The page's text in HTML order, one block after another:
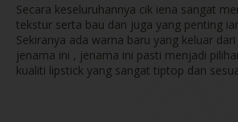
Secara keseluruhannya cik iena sangat
tekstur serta bau dan juga yang penting
Sekiranya ada warna baru yang keluar
jenama ini , jenama ini pasti menjadi
kualiti lipstick yang sangat tiptop dan